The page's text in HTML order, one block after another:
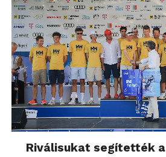
Riválisukat segítették a